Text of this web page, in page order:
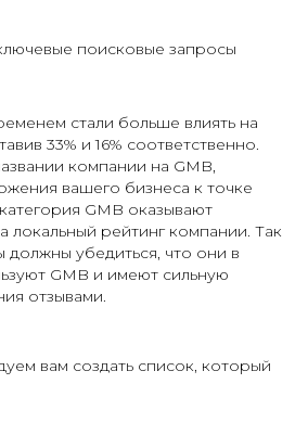
поисковые запросы
стали больше влиять на
33% и 16% соответственно.
компании на GMB,
вашего бизнеса к точке
GMB оказывают
локальный рейтинг компании. Так
должны убедиться, что они в
GMB и имеют сильную
отзывами.
вам создать список, который